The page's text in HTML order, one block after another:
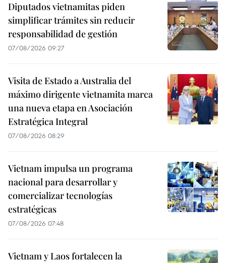
Diputados vietnamitas piden
simplificar trámites sin reducir
responsabilidad de gestión
07/08/2026 09:27
Visita de Estado a Australia del
máximo dirigente vietnamita marca
una nueva etapa en Asociación
Estratégica Integral
07/08/2026 08:29
Vietnam impulsa un programa
nacional para desarrollar y
comercializar tecnologías
estratégicas
07/08/2026 07:48
Vietnam y Laos fortalecen la